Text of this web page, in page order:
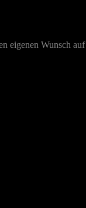
eigenen Wunsch